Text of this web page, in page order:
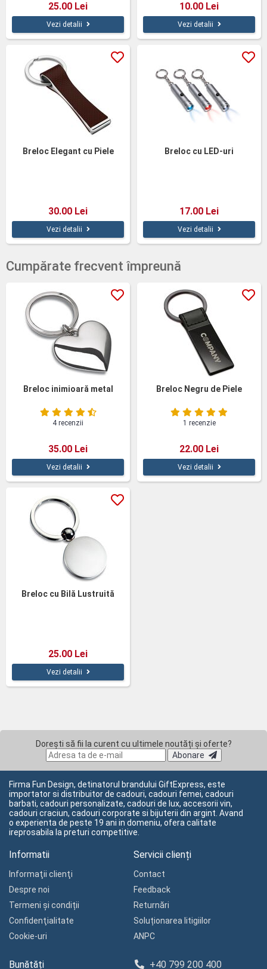
25.00 Lei
Vezi detalii
10.00 Lei
Vezi detalii
Breloc Elegant cu Piele
30.00 Lei
Vezi detalii
Breloc cu LED-uri
17.00 Lei
Vezi detalii
Cumpărate frecvent împreună
Breloc inimioară metal
4 recenzii
35.00 Lei
Vezi detalii
Breloc Negru de Piele
1 recenzie
22.00 Lei
Vezi detalii
Breloc cu Bilă Lustruită
25.00 Lei
Vezi detalii
Dorești să fii la curent cu ultimele noutăți și oferte?
Abonare
Firma Fun Design, detinatorul brandului GiftExpress, este
importator si distribuitor de cadouri, cadouri femei, cadouri
barbati, cadouri personalizate, cadouri de lux, accesorii vin,
cadouri craciun, cadouri corporate si bijuterii din argint. Avand
o experienta de peste 19 ani in domeniu, ofera calitate
ireprosabila la preturi competitive.
Informatii
Informaţii clienţi
Despre noi
Termeni și condiții
Confidenţialitate
Cookie-uri
Servicii clienți
Contact
Feedback
Returnări
Soluționarea litigiilor
ANPC
Bunătăți +40 799 200 400